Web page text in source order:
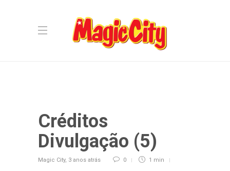
Créditos
Divulgação (5)
Magic City, 3 anos atrás 0 1 min